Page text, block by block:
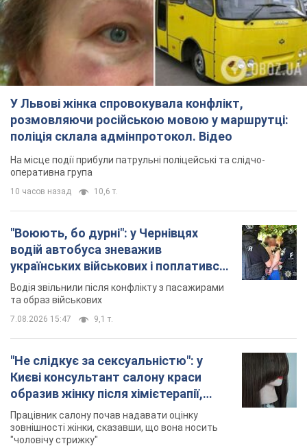
У Львові жінка спровокувала конфлікт,
розмовляючи російською мовою у маршрутці:
поліція склала адмінпротокол. Відео
На місце події прибули патрульні поліцейські та слідчо-
оперативна група
10 часов назад 10,6 т.
"Воюють, бо дурні": у Чернівцях
водій автобуса зневажив
українських військових і поплатився.
Відео
Водія звільнили після конфлікту з пасажирами
та образ військових
7.08.2026 15:47 9,1 т.
"Не слідкує за сексуальністю": у
Києві консультант салону краси
образив жінку після хімієтерапії,
розгорівся скандал. Фото
Працівник салону почав надавати оцінку
зовнішності жінки, сказавши, що вона носить
"чоловічу стрижку"